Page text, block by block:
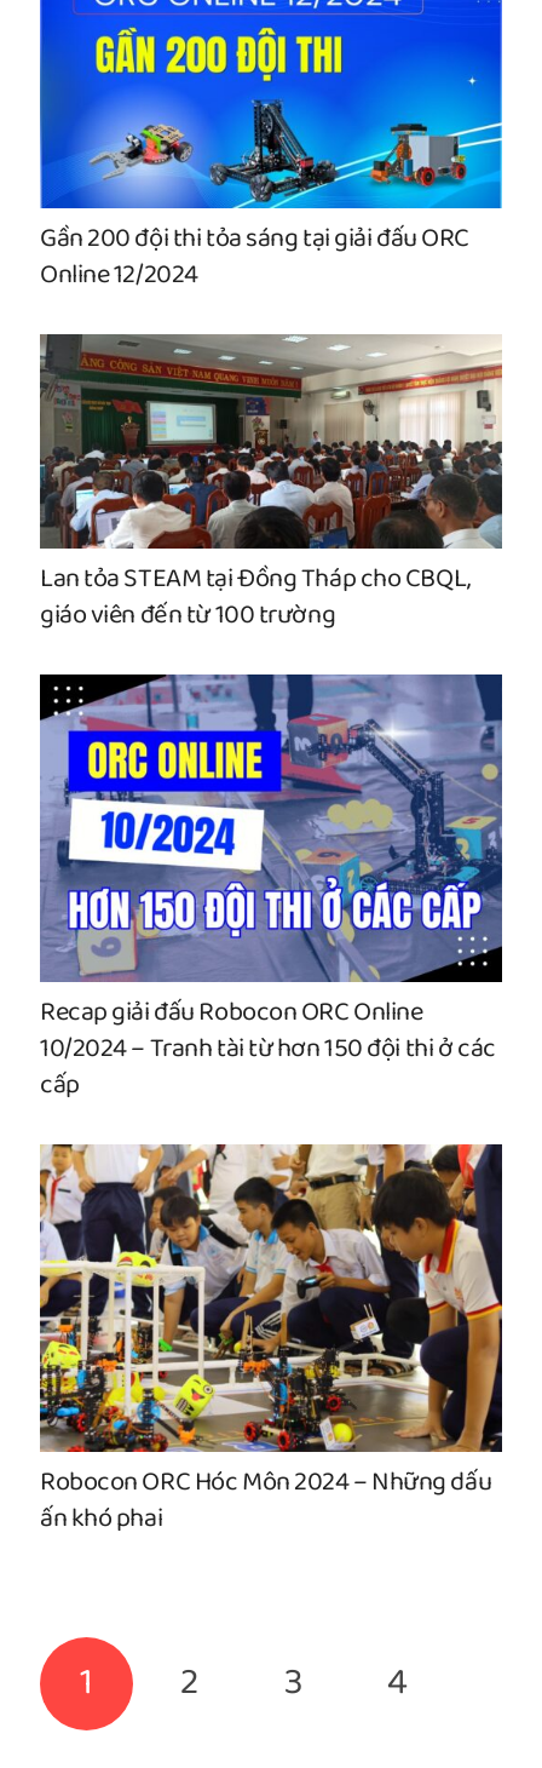
Gần 200 đội thi tỏa sáng tại giải đấu ORC
Online 12/2024
Lan tỏa STEAM tại Đồng Tháp cho CBQL,
giáo viên đến từ 100 trường
Recap giải đấu Robocon ORC Online
10/2024 – Tranh tài từ hơn 150 đội thi ở các
cấp
Robocon ORC Hóc Môn 2024 – Những dấu
ấn khó phai
1 2 3
4